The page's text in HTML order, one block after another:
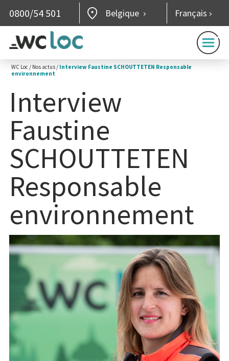
0800/54 501 Belgique Français
WC Loc / Nos actus / Interview Faustine SCHOUTTETEN Responsable
environnement
Interview
Faustine
SCHOUTTETEN
Responsable
environnement